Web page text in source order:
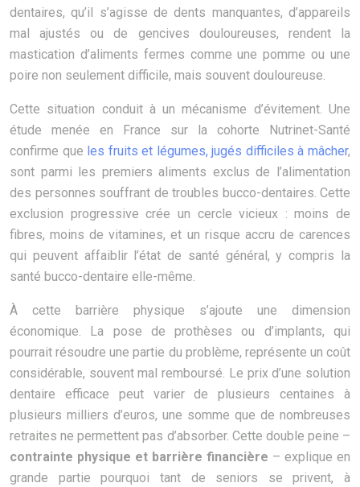
dentaires, qu’il s’agisse de dents manquantes, d’appareils
mal ajustés ou de gencives douloureuses, rendent la
mastication d’aliments fermes comme une pomme ou une
poire non seulement difficile, mais souvent douloureuse.
Cette situation conduit à un mécanisme d’évitement. Une
étude menée en France sur la cohorte Nutrinet-Santé
confirme que les fruits et légumes, jugés difficiles à mâcher,
sont parmi les premiers aliments exclus de l’alimentation
des personnes souffrant de troubles bucco-dentaires. Cette
exclusion progressive crée un cercle vicieux : moins de
fibres, moins de vitamines, et un risque accru de carences
qui peuvent affaiblir l’état de santé général, y compris la
santé bucco-dentaire elle-même.
À cette barrière physique s’ajoute une dimension
économique. La pose de prothèses ou d’implants, qui
pourrait résoudre une partie du problème, représente un coût
considérable, souvent mal remboursé. Le prix d’une solution
dentaire efficace peut varier de plusieurs centaines à
plusieurs milliers d’euros, une somme que de nombreuses
retraites ne permettent pas d’absorber. Cette double peine –
contrainte physique et barrière financière – explique en
grande partie pourquoi tant de seniors se privent, à